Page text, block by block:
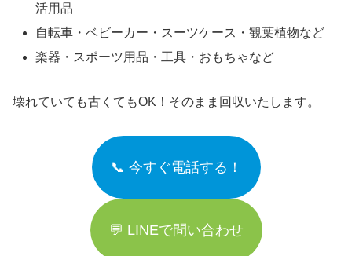
活用品
自転車・ベビーカー・スーツケース・観葉植物など
楽器・スポーツ用品・工具・おもちゃなど
壊れていても古くてもOK！そのまま回収いたします。
📞 今すぐ電話する！
💬 LINEで問い合わせ